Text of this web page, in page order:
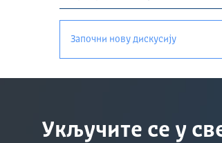
Започни нову дискусију
Укључите се у